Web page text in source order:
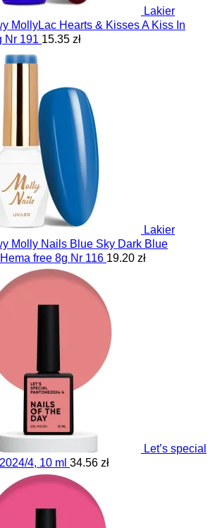
Lakier
MollyLac Hearts & Kisses A Kiss In
Nr 191 15.35 zł
Lakier
Molly Nails Blue Sky Dark Blue
free 8g Nr 116 19.20 zł
Let’s special
4, 10 ml 34.56 zł